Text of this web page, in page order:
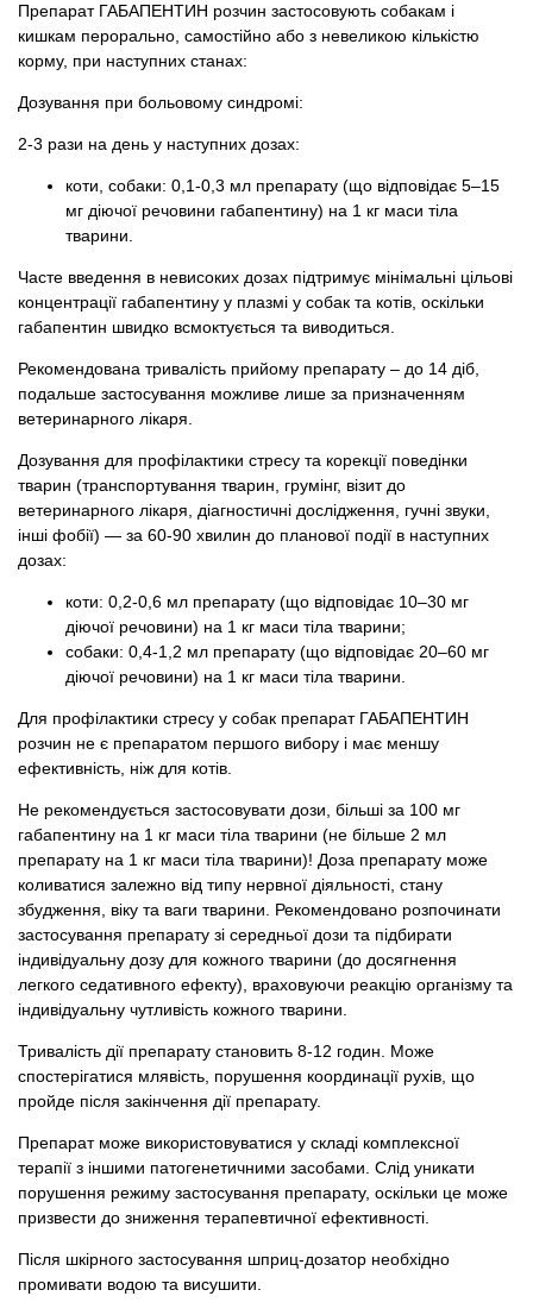
Препарат ГАБАПЕНТИН розчин застосовують собакам і
кишкам перорально, самостійно або з невеликою кількістю
корму, при наступних станах:
Дозування при больовому синдромі:
2-3 рази на день у наступних дозах:
коти, собаки: 0,1-0,3 мл препарату (що відповідає 5–15
мг діючої речовини габапентину) на 1 кг маси тіла
тварини.
Часте введення в невисоких дозах підтримує мінімальні цільові
концентрації габапентину у плазмі у собак та котів, оскільки
габапентин швидко всмоктується та виводиться.
Рекомендована тривалість прийому препарату – до 14 діб,
подальше застосування можливе лише за призначенням
ветеринарного лікаря.
Дозування для профілактики стресу та корекції поведінки
тварин (транспортування тварин, грумінг, візит до
ветеринарного лікаря, діагностичні дослідження, гучні звуки,
інші фобії) — за 60-90 хвилин до планової події в наступних
дозах:
коти: 0,2-0,6 мл препарату (що відповідає 10–30 мг
діючої речовини) на 1 кг маси тіла тварини;
собаки: 0,4-1,2 мл препарату (що відповідає 20–60 мг
діючої речовини) на 1 кг маси тіла тварини.
Для профілактики стресу у собак препарат ГАБАПЕНТИН
розчин не є препаратом першого вибору і має меншу
ефективність, ніж для котів.
Не рекомендується застосовувати дози, більші за 100 мг
габапентину на 1 кг маси тіла тварини (не більше 2 мл
препарату на 1 кг маси тіла тварини)! Доза препарату може
коливатися залежно від типу нервної діяльності, стану
збудження, віку та ваги тварини. Рекомендовано розпочинати
застосування препарату зі середньої дози та підбирати
індивідуальну дозу для кожного тварини (до досягнення
легкого седативного ефекту), враховуючи реакцію організму та
індивідуальну чутливість кожного тварини.
Тривалість дії препарату становить 8-12 годин. Може
спостерігатися млявість, порушення координації рухів, що
пройде після закінчення дії препарату.
Препарат може використовуватися у складі комплексної
терапії з іншими патогенетичними засобами. Слід уникати
порушення режиму застосування препарату, оскільки це може
призвести до зниження терапевтичної ефективності.
Після шкірного застосування шприц-дозатор необхідно
промивати водою та висушити.